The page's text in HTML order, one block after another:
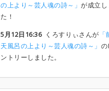
の上より～芸人魂の詩～」が成立し
た！
5月12日16:36くろすりぃさんが
天風呂の上より～芸人魂の詩～」
ントリーしました。